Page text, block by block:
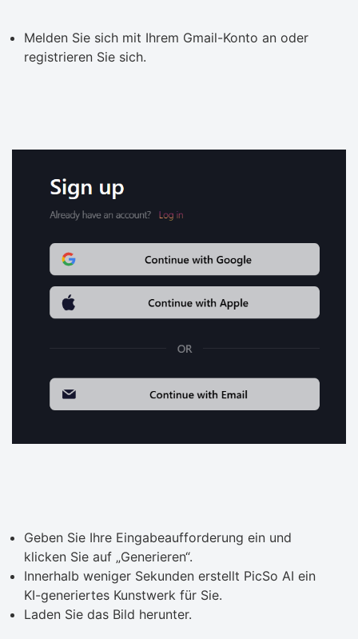
Melden Sie sich mit Ihrem Gmail-Konto an oder
registrieren Sie sich.
Geben Sie Ihre Eingabeaufforderung ein und
klicken Sie auf „Generieren“.
Innerhalb weniger Sekunden erstellt PicSo AI ein
KI-generiertes Kunstwerk für Sie.
Laden Sie das Bild herunter.